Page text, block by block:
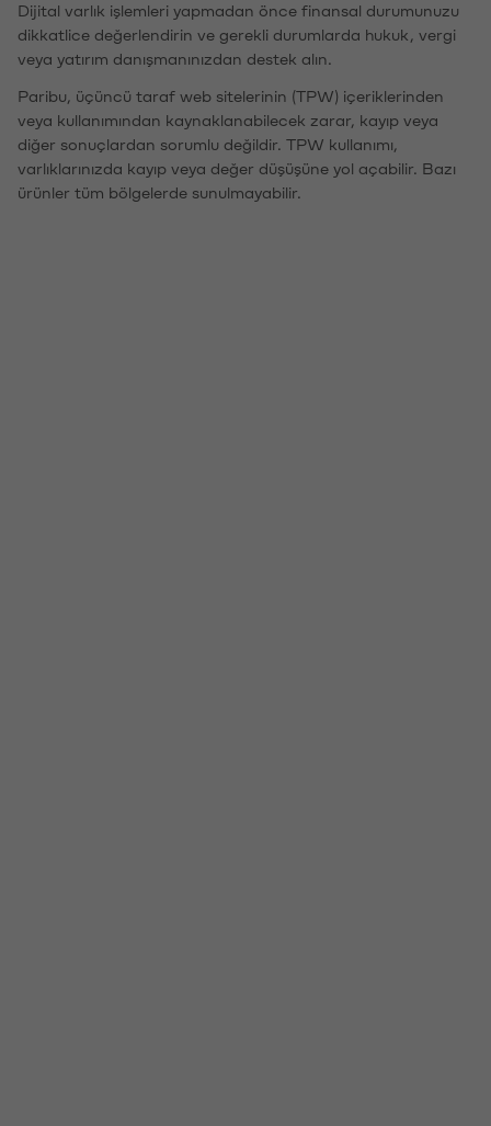
Dijital varlık işlemleri yapmadan önce finansal durumunuzu
dikkatlice değerlendirin ve gerekli durumlarda hukuk, vergi
veya yatırım danışmanınızdan destek alın.
Paribu, üçüncü taraf web sitelerinin (TPW) içeriklerinden
veya kullanımından kaynaklanabilecek zarar, kayıp veya
diğer sonuçlardan sorumlu değildir. TPW kullanımı,
varlıklarınızda kayıp veya değer düşüşüne yol açabilir. Bazı
ürünler tüm bölgelerde sunulmayabilir.